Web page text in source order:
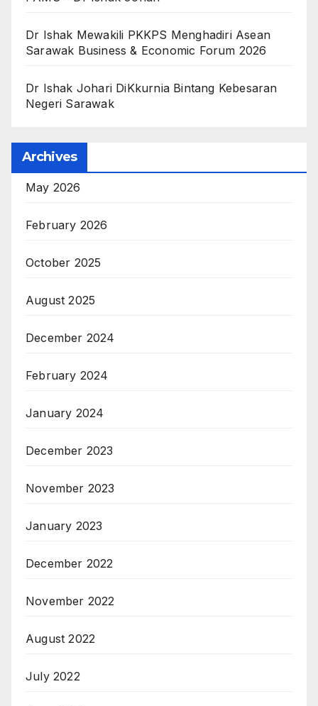
Dr Ishak Mewakili PKKPS Menghadiri Asean
Sarawak Business & Economic Forum 2026
Dr Ishak Johari DiKkurnia Bintang Kebesaran
Negeri Sarawak
Archives
May 2026
February 2026
October 2025
August 2025
December 2024
February 2024
January 2024
December 2023
November 2023
January 2023
December 2022
November 2022
August 2022
July 2022